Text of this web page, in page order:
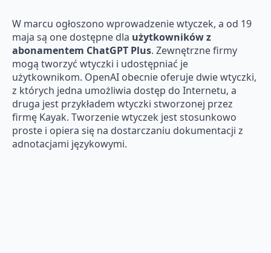
W marcu ogłoszono wprowadzenie wtyczek, a od 19
maja są one dostępne dla użytkowników z
abonamentem ChatGPT Plus. Zewnętrzne firmy
mogą tworzyć wtyczki i udostępniać je
użytkownikom. OpenAI obecnie oferuje dwie wtyczki,
z których jedna umożliwia dostęp do Internetu, a
druga jest przykładem wtyczki stworzonej przez
firmę Kayak. Tworzenie wtyczek jest stosunkowo
proste i opiera się na dostarczaniu dokumentacji z
adnotacjami językowymi.